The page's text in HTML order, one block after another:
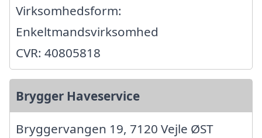
Virksomhedsform:
Enkeltmandsvirksomhed
CVR: 40805818
Brygger Haveservice
Bryggervangen 19, 7120 Vejle ØST